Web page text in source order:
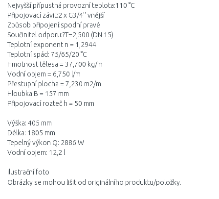
Nejvyšší přípustná provozní teplota:110 °C
Připojovací závit:2 x G3/4'' vnější
Způsob připojení:spodní pravé
Součinitel odporu:?T=2,500 (DN 15)
Teplotní exponent n = 1,2944
Teplotní spád: 75/65/20 °C
Hmotnost tělesa = 37,700 kg/m
Vodní objem = 6,750 l/m
Přestupní plocha = 7,230 m2/m
Hloubka B = 157 mm
Připojovací rozteč h = 50 mm
Výška: 405 mm
Délka: 1805 mm
Tepelný výkon Q: 2886 W
Vodní objem: 12,2 l
ilustrační foto
Obrázky se mohou lišit od originálního produktu/položky.